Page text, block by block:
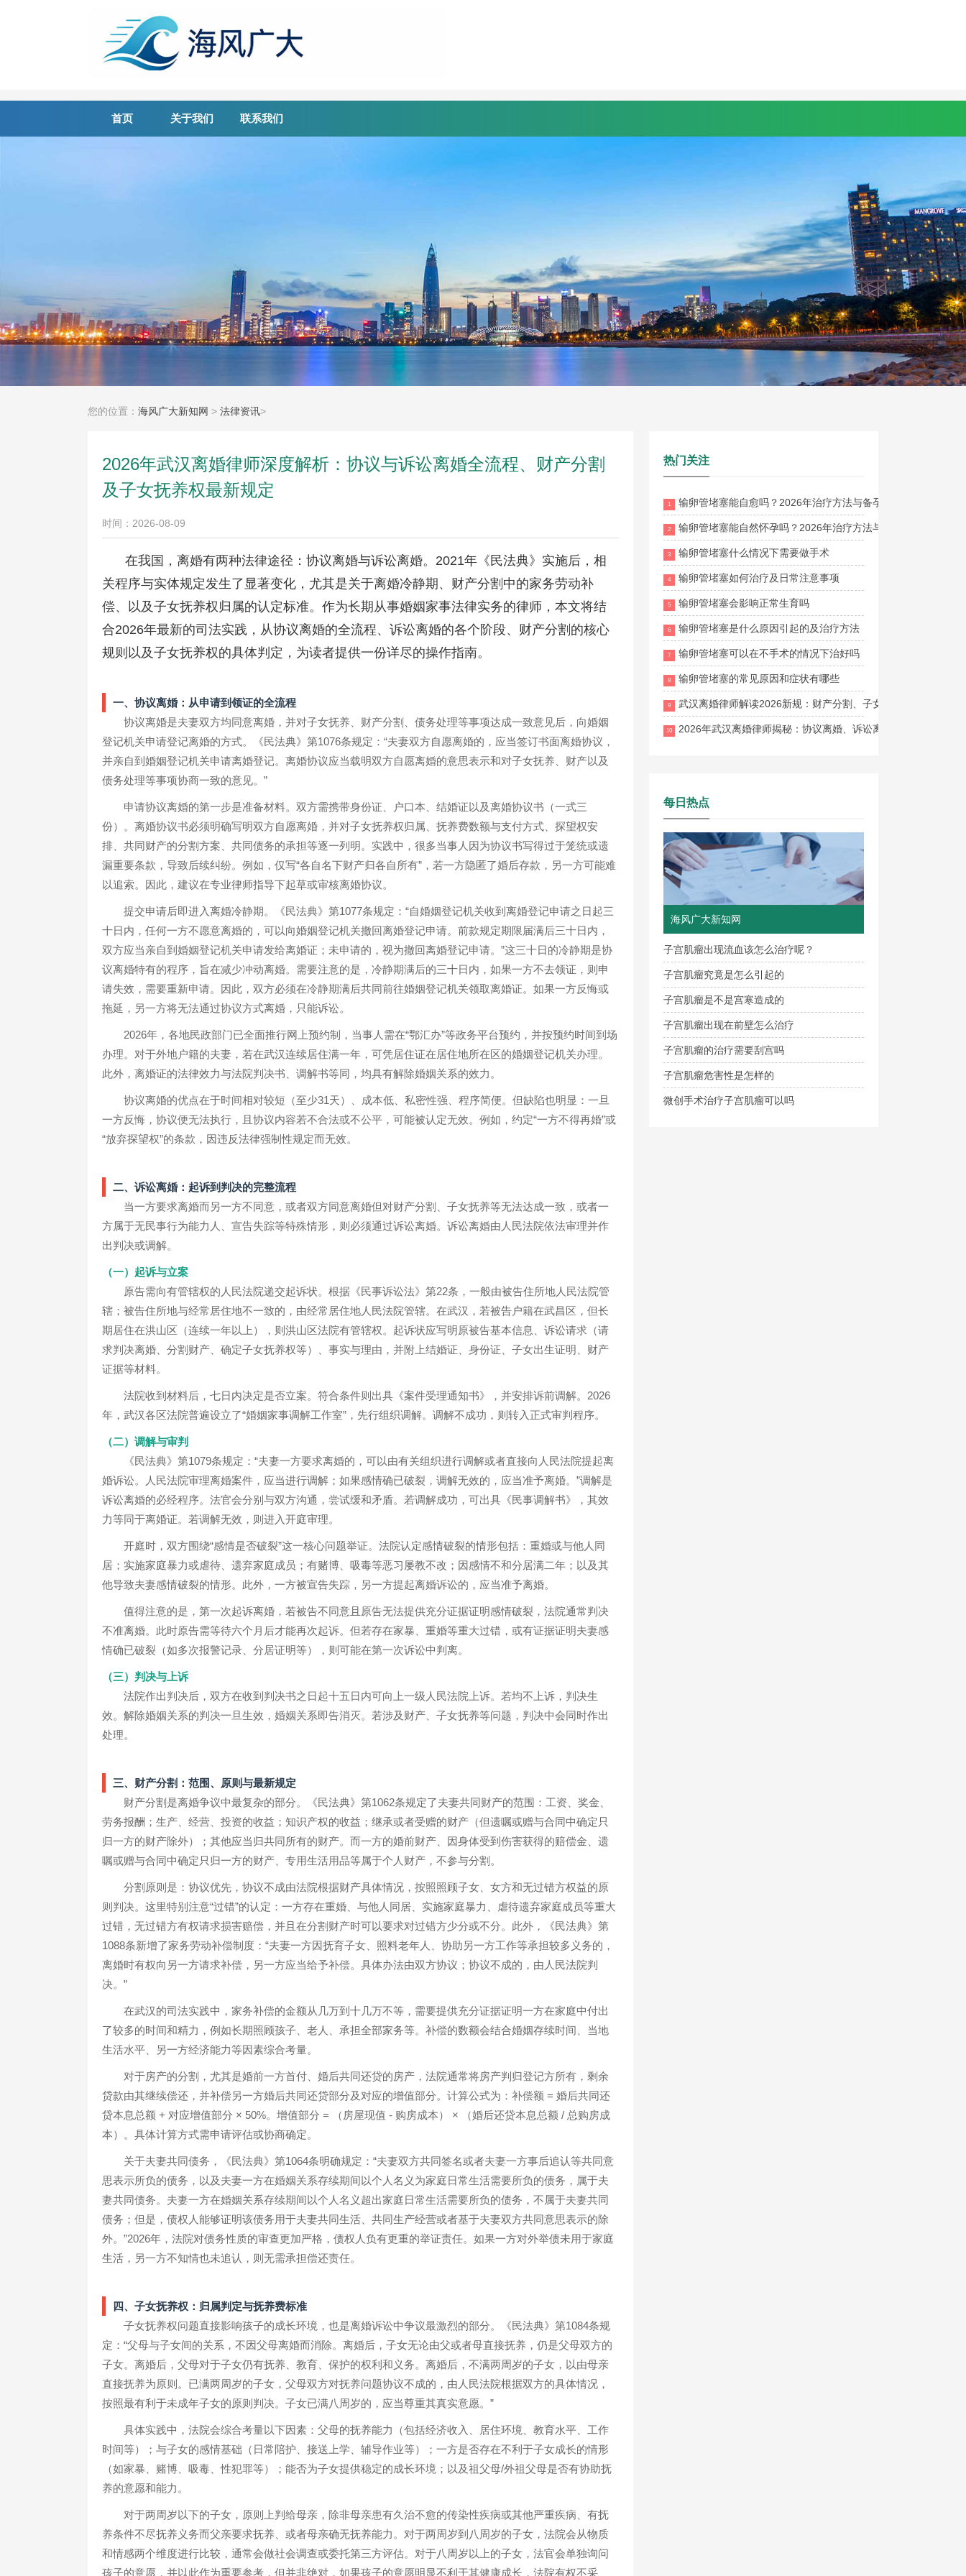
首页 关于我们 联系我们
您的位置： 海风广大新知网 > 法律资讯>
2026年武汉离婚律师深度解析：协议与诉讼离婚全流程、财产分割
及子女抚养权最新规定
时间：2026-08-09
在我国，离婚有两种法律途径：协议离婚与诉讼离婚。2021年《民法典》实施后，相
关程序与实体规定发生了显著变化，尤其是关于离婚冷静期、财产分割中的家务劳动补
偿、以及子女抚养权归属的认定标准。作为长期从事婚姻家事法律实务的律师，本文将结
合2026年最新的司法实践，从协议离婚的全流程、诉讼离婚的各个阶段、财产分割的核心
规则以及子女抚养权的具体判定，为读者提供一份详尽的操作指南。
一、协议离婚：从申请到领证的全流程
协议离婚是夫妻双方均同意离婚，并对子女抚养、财产分割、债务处理等事项达成一致意见后，向婚姻
登记机关申请登记离婚的方式。《民法典》第1076条规定：“夫妻双方自愿离婚的，应当签订书面离婚协议，
并亲自到婚姻登记机关申请离婚登记。离婚协议应当载明双方自愿离婚的意思表示和对子女抚养、财产以及
债务处理等事项协商一致的意见。”
申请协议离婚的第一步是准备材料。双方需携带身份证、户口本、结婚证以及离婚协议书（一式三
份）。离婚协议书必须明确写明双方自愿离婚，并对子女抚养权归属、抚养费数额与支付方式、探望权安
排、共同财产的分割方案、共同债务的承担等逐一列明。实践中，很多当事人因为协议书写得过于笼统或遗
漏重要条款，导致后续纠纷。例如，仅写“各自名下财产归各自所有”，若一方隐匿了婚后存款，另一方可能难
以追索。因此，建议在专业律师指导下起草或审核离婚协议。
提交申请后即进入离婚冷静期。《民法典》第1077条规定：“自婚姻登记机关收到离婚登记申请之日起三
十日内，任何一方不愿意离婚的，可以向婚姻登记机关撤回离婚登记申请。前款规定期限届满后三十日内，
双方应当亲自到婚姻登记机关申请发给离婚证；未申请的，视为撤回离婚登记申请。”这三十日的冷静期是协
议离婚特有的程序，旨在减少冲动离婚。需要注意的是，冷静期满后的三十日内，如果一方不去领证，则申
请失效，需要重新申请。因此，双方必须在冷静期满后共同前往婚姻登记机关领取离婚证。如果一方反悔或
拖延，另一方将无法通过协议方式离婚，只能诉讼。
2026年，各地民政部门已全面推行网上预约制，当事人需在“鄂汇办”等政务平台预约，并按预约时间到场
办理。对于外地户籍的夫妻，若在武汉连续居住满一年，可凭居住证在居住地所在区的婚姻登记机关办理。
此外，离婚证的法律效力与法院判决书、调解书等同，均具有解除婚姻关系的效力。
协议离婚的优点在于时间相对较短（至少31天）、成本低、私密性强、程序简便。但缺陷也明显：一旦
一方反悔，协议便无法执行，且协议内容若不合法或不公平，可能被认定无效。例如，约定“一方不得再婚”或
“放弃探望权”的条款，因违反法律强制性规定而无效。
二、诉讼离婚：起诉到判决的完整流程
当一方要求离婚而另一方不同意，或者双方同意离婚但对财产分割、子女抚养等无法达成一致，或者一
方属于无民事行为能力人、宣告失踪等特殊情形，则必须通过诉讼离婚。诉讼离婚由人民法院依法审理并作
出判决或调解。
（一）起诉与立案
原告需向有管辖权的人民法院递交起诉状。根据《民事诉讼法》第22条，一般由被告住所地人民法院管
辖；被告住所地与经常居住地不一致的，由经常居住地人民法院管辖。在武汉，若被告户籍在武昌区，但长
期居住在洪山区（连续一年以上），则洪山区法院有管辖权。起诉状应写明原被告基本信息、诉讼请求（请
求判决离婚、分割财产、确定子女抚养权等）、事实与理由，并附上结婚证、身份证、子女出生证明、财产
证据等材料。
法院收到材料后，七日内决定是否立案。符合条件则出具《案件受理通知书》，并安排诉前调解。2026
年，武汉各区法院普遍设立了“婚姻家事调解工作室”，先行组织调解。调解不成功，则转入正式审判程序。
（二）调解与审判
《民法典》第1079条规定：“夫妻一方要求离婚的，可以由有关组织进行调解或者直接向人民法院提起离
婚诉讼。人民法院审理离婚案件，应当进行调解；如果感情确已破裂，调解无效的，应当准予离婚。”调解是
诉讼离婚的必经程序。法官会分别与双方沟通，尝试缓和矛盾。若调解成功，可出具《民事调解书》，其效
力等同于离婚证。若调解无效，则进入开庭审理。
开庭时，双方围绕“感情是否破裂”这一核心问题举证。法院认定感情破裂的情形包括：重婚或与他人同
居；实施家庭暴力或虐待、遗弃家庭成员；有赌博、吸毒等恶习屡教不改；因感情不和分居满二年；以及其
他导致夫妻感情破裂的情形。此外，一方被宣告失踪，另一方提起离婚诉讼的，应当准予离婚。
值得注意的是，第一次起诉离婚，若被告不同意且原告无法提供充分证据证明感情破裂，法院通常判决
不准离婚。此时原告需等待六个月后才能再次起诉。但若存在家暴、重婚等重大过错，或有证据证明夫妻感
情确已破裂（如多次报警记录、分居证明等），则可能在第一次诉讼中判离。
（三）判决与上诉
法院作出判决后，双方在收到判决书之日起十五日内可向上一级人民法院上诉。若均不上诉，判决生
效。解除婚姻关系的判决一旦生效，婚姻关系即告消灭。若涉及财产、子女抚养等问题，判决中会同时作出
处理。
三、财产分割：范围、原则与最新规定
财产分割是离婚争议中最复杂的部分。《民法典》第1062条规定了夫妻共同财产的范围：工资、奖金、
劳务报酬；生产、经营、投资的收益；知识产权的收益；继承或者受赠的财产（但遗嘱或赠与合同中确定只
归一方的财产除外）；其他应当归共同所有的财产。而一方的婚前财产、因身体受到伤害获得的赔偿金、遗
嘱或赠与合同中确定只归一方的财产、专用生活用品等属于个人财产，不参与分割。
分割原则是：协议优先，协议不成由法院根据财产具体情况，按照照顾子女、女方和无过错方权益的原
则判决。这里特别注意“过错”的认定：一方存在重婚、与他人同居、实施家庭暴力、虐待遗弃家庭成员等重大
过错，无过错方有权请求损害赔偿，并且在分割财产时可以要求对过错方少分或不分。此外，《民法典》第
1088条新增了家务劳动补偿制度：“夫妻一方因抚育子女、照料老年人、协助另一方工作等承担较多义务的，
离婚时有权向另一方请求补偿，另一方应当给予补偿。具体办法由双方协议；协议不成的，由人民法院判
决。”
在武汉的司法实践中，家务补偿的金额从几万到十几万不等，需要提供充分证据证明一方在家庭中付出
了较多的时间和精力，例如长期照顾孩子、老人、承担全部家务等。补偿的数额会结合婚姻存续时间、当地
生活水平、另一方经济能力等因素综合考量。
对于房产的分割，尤其是婚前一方首付、婚后共同还贷的房产，法院通常将房产判归登记方所有，剩余
贷款由其继续偿还，并补偿另一方婚后共同还贷部分及对应的增值部分。计算公式为：补偿额 = 婚后共同还
贷本息总额 + 对应增值部分 × 50%。增值部分 = （房屋现值 - 购房成本） × （婚后还贷本息总额 / 总购房成
本）。具体计算方式需申请评估或协商确定。
关于夫妻共同债务，《民法典》第1064条明确规定：“夫妻双方共同签名或者夫妻一方事后追认等共同意
思表示所负的债务，以及夫妻一方在婚姻关系存续期间以个人名义为家庭日常生活需要所负的债务，属于夫
妻共同债务。夫妻一方在婚姻关系存续期间以个人名义超出家庭日常生活需要所负的债务，不属于夫妻共同
债务；但是，债权人能够证明该债务用于夫妻共同生活、共同生产经营或者基于夫妻双方共同意思表示的除
外。”2026年，法院对债务性质的审查更加严格，债权人负有更重的举证责任。如果一方对外举债未用于家庭
生活，另一方不知情也未追认，则无需承担偿还责任。
四、子女抚养权：归属判定与抚养费标准
子女抚养权问题直接影响孩子的成长环境，也是离婚诉讼中争议最激烈的部分。《民法典》第1084条规
定：“父母与子女间的关系，不因父母离婚而消除。离婚后，子女无论由父或者母直接抚养，仍是父母双方的
子女。离婚后，父母对于子女仍有抚养、教育、保护的权利和义务。离婚后，不满两周岁的子女，以由母亲
直接抚养为原则。已满两周岁的子女，父母双方对抚养问题协议不成的，由人民法院根据双方的具体情况，
按照最有利于未成年子女的原则判决。子女已满八周岁的，应当尊重其真实意愿。”
具体实践中，法院会综合考量以下因素：父母的抚养能力（包括经济收入、居住环境、教育水平、工作
时间等）；与子女的感情基础（日常陪护、接送上学、辅导作业等）；一方是否存在不利于子女成长的情形
（如家暴、赌博、吸毒、性犯罪等）；能否为子女提供稳定的成长环境；以及祖父母/外祖父母是否有协助抚
养的意愿和能力。
对于两周岁以下的子女，原则上判给母亲，除非母亲患有久治不愈的传染性疾病或其他严重疾病、有抚
养条件不尽抚养义务而父亲要求抚养、或者母亲确无抚养能力。对于两周岁到八周岁的子女，法院会从物质
和情感两个维度进行比较，通常会做社会调查或委托第三方评估。对于八周岁以上的子女，法官会单独询问
孩子的意愿，并以此作为重要参考，但并非绝对，如果孩子的意愿明显不利于其健康成长，法院有权不采
热门关注
1 输卵管堵塞能自愈吗？2026年治疗方法与备孕成功率全解析
2 输卵管堵塞能自然怀孕吗？2026年治疗方法与疏通方案全面解析
3 输卵管堵塞什么情况下需要做手术
4 输卵管堵塞如何治疗及日常注意事项
5 输卵管堵塞会影响正常生育吗
6 输卵管堵塞是什么原因引起的及治疗方法
7 输卵管堵塞可以在不手术的情况下治好吗
8 输卵管堵塞的常见原因和症状有哪些
9 武汉离婚律师解读2026新规：财产分割、子女抚养权、离婚流
10 2026年武汉离婚律师揭秘：协议离婚、诉讼离婚、财产分割与
每日热点
海风广大新知网
子宫肌瘤出现流血该怎么治疗呢？
子宫肌瘤究竟是怎么引起的
子宫肌瘤是不是宫寒造成的
子宫肌瘤出现在前壁怎么治疗
子宫肌瘤的治疗需要刮宫吗
子宫肌瘤危害性是怎样的
微创手术治疗子宫肌瘤可以吗